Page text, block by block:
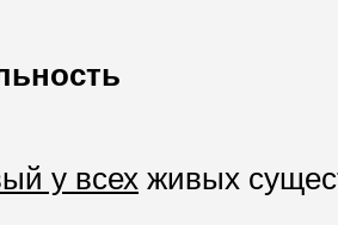
у всех живых